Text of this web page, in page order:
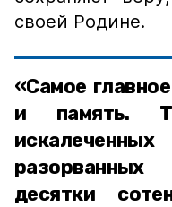
своей Родине.
«Самое
и память.
десятки